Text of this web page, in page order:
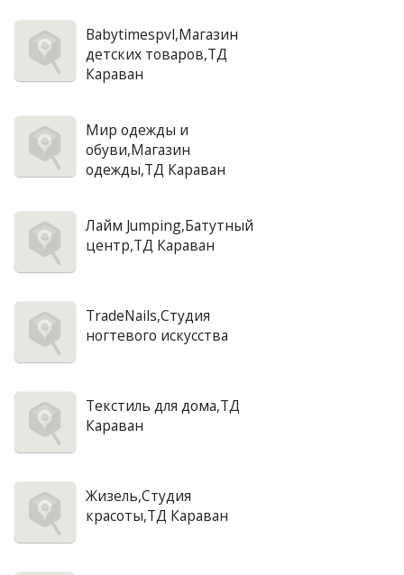
Babytimespvl,Магазин
детских товаров,ТД
Караван
Мир одежды и
обуви,Магазин
одежды,ТД Караван
Лайм Jumping,Батутный
центр,ТД Караван
TradeNails,Студия
ногтевого искусства
Текстиль для дома,ТД
Караван
Жизель,Студия
красоты,ТД Караван